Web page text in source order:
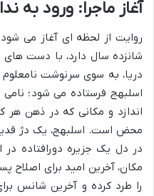
آغاز ماجرا: ورود به
روایت از لحظه ای آغاز می
شانزده سال دارد، با دست
دریا، به سوی سرنوشت
اسلبهج فرستاده می شود؛
اندازد و مکانی که در ذهن هر
محض است. اسلبهج، یک دژ
در دل یک جزیره دورافتاده
مکان، آخرین امید برای اصلاح
را طرد کرده و آخرین شانس